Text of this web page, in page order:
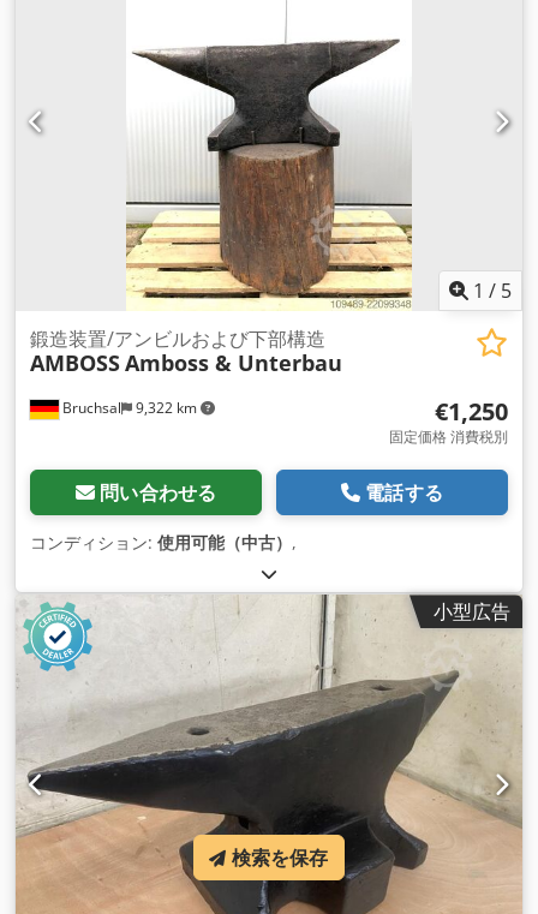
1 / 5
Bruchsal 9,322 km
鍛造装置/アンビルおよび下部構造
AMBOSSAmboss & Unterbau
€1,250
固定価格 消費税別
問い合わせる 電話する
コンディション: 使用可能（中古） ,
小型広告
検索を保存